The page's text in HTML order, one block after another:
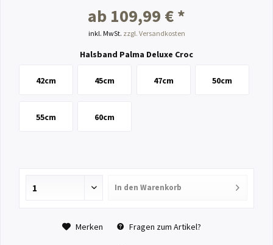
ab 109,99 € *
inkl. MwSt. zzgl. Versandkosten
Halsband Palma Deluxe Croc
42cm 45cm 47cm 50cm
55cm 60cm
In den Warenkorb
Merken Fragen zum Artikel?